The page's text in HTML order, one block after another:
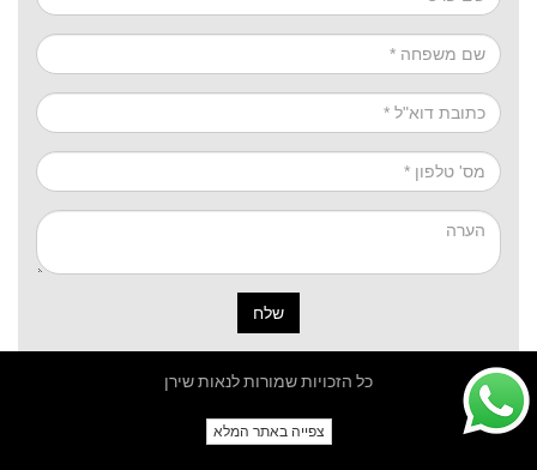
שלח
כל הזכויות שמורות לנאות שירן
צפייה באתר המלא